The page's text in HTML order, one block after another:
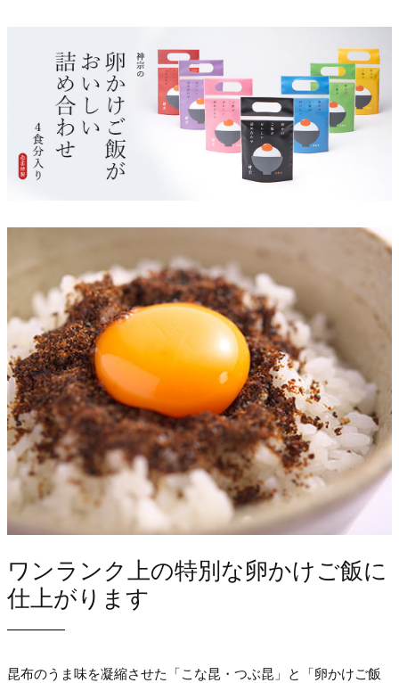
ワンランク上の特別な卵かけご飯に
仕上がります
昆布のうま味を凝縮させた「こな昆・つぶ昆」と「卵かけご飯